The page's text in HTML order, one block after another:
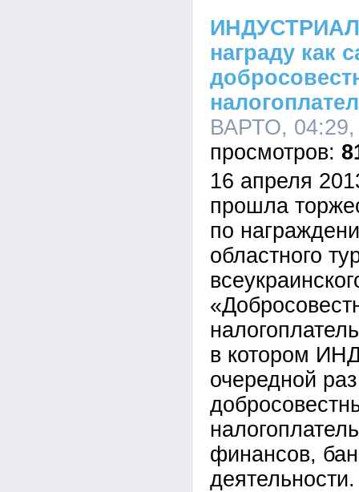
награду как
ВАРТО, 04:29,
16 апреля
прошла
по
областного
в котором
очередной
финансов,
деятельности.